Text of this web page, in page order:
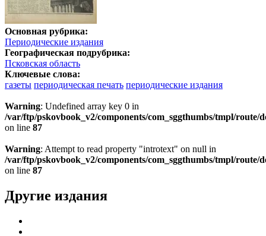
Основная рубрика:
Периодические издания
Географическая подрубрика:
Псковская область
Ключевые слова:
газеты периодическая печать периодические издания
Warning: Undefined array key 0 in
/var/ftp/pskovbook_v2/components/com_sggthumbs/tmpl/route/
on line 87
Warning: Attempt to read property "introtext" on null in
/var/ftp/pskovbook_v2/components/com_sggthumbs/tmpl/route/
on line 87
Другие издания